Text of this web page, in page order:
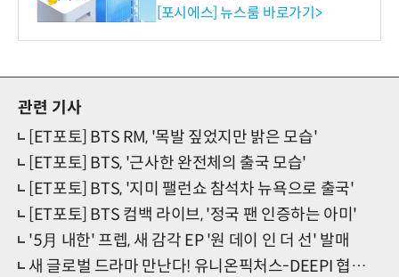
환원 강화” 계획 공시
[포시에스] 뉴스룸 바로가기>
관련 기사
[ET포토] BTS RM, '목발 짚었지만 밝은 모습'
[ET포토] BTS, '근사한 완전체의 출국 모습'
[ET포토] BTS, '지미 팰런쇼 참석차 뉴욕으로 출국'
[ET포토] BTS 컴백 라이브, '정국 팬 인증하는 아미'
'5月 내한' 프렙, 새 감각 EP '원 데이 인 더 선' 발매
새 글로벌 드라마 만난다! 유니온픽처스-DEEPI 협업 프로젝트